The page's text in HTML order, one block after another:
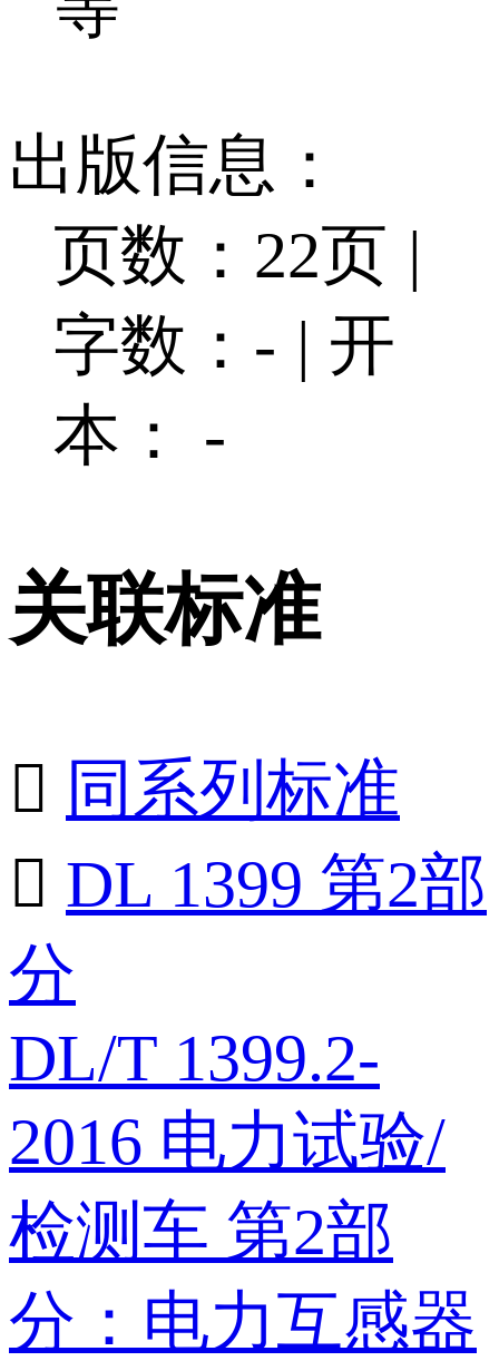
出版信息：
页数：22页 |
字数：- | 开
本： -
关联标准
 同系列标准
 DL 1399 第2部
分
DL/T 1399.2-
2016 电力试验/
检测车 第2部
分：电力互感器